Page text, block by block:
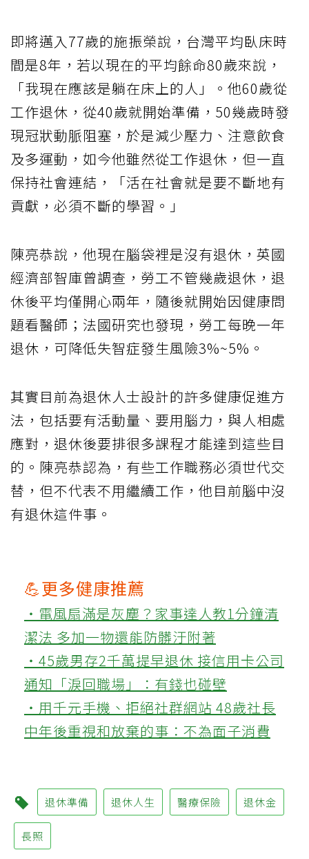
即將邁入77歲的施振榮說，台灣平均臥床時
間是8年，若以現在的平均餘命80歲來說，
「我現在應該是躺在床上的人」。他60歲從
工作退休，從40歲就開始準備，50幾歲時發
現冠狀動脈阻塞，於是減少壓力、注意飲食
及多運動，如今他雖然從工作退休，但一直
保持社會連結，「活在社會就是要不斷地有
貢獻，必須不斷的學習。」
陳亮恭說，他現在腦袋裡是沒有退休，英國
經濟部智庫曾調查，勞工不管幾歲退休，退
休後平均僅開心兩年，隨後就開始因健康問
題看醫師；法國研究也發現，勞工每晚一年
退休，可降低失智症發生風險3%~5%。
其實目前為退休人士設計的許多健康促進方
法，包括要有活動量、要用腦力，與人相處
應對，退休後要排很多課程才能達到這些目
的。陳亮恭認為，有些工作職務必須世代交
替，但不代表不用繼續工作，他目前腦中沒
有退休這件事。
💪更多健康推薦
‧電風扇滿是灰塵？家事達人教1分鐘清
潔法 多加一物還能防髒汙附著
‧45歲男存2千萬提早退休 接信用卡公司
通知「淚回職場」：有錢也碰壁
‧用千元手機、拒絕社群網站 48歲社長
中年後重視和放棄的事：不為面子消費
退休準備 退休人生 醫療保險 退休金
長照